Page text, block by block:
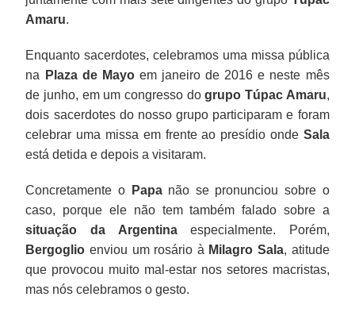
Amaru.
Enquanto sacerdotes, celebramos uma missa pública
na Plaza de Mayoem janeiro de 2016 e neste mês
de junho, em um congresso dogrupo Túpac Amaru,
dois sacerdotes do nosso grupo participaram e foram
celebrar uma missa em frente ao presídio onde Sala
está detida e depois a visitaram.
Concretamente o Papanão se pronunciou sobre o
caso, porque ele não tem também falado sobre a
situação da Argentinaespecialmente. Porém,
Bergoglio enviou um rosário à Milagro Sala, atitude
que provocou muito mal-estar nos setores macristas,
mas nós celebramos o gesto.